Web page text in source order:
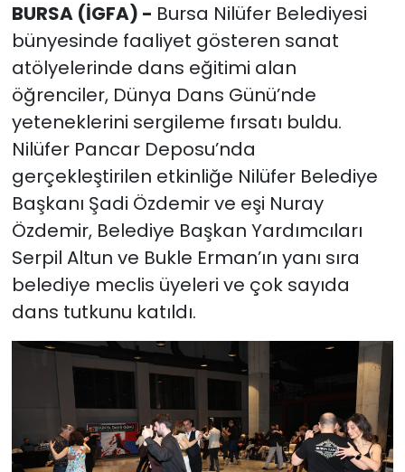
BURSA (İGFA) - Bursa Nilüfer Belediyesi
bünyesinde faaliyet gösteren sanat
atölyelerinde dans eğitimi alan
öğrenciler, Dünya Dans Günü’nde
yeteneklerini sergileme fırsatı buldu.
Nilüfer Pancar Deposu’nda
gerçekleştirilen etkinliğe Nilüfer Belediye
Başkanı Şadi Özdemir ve eşi Nuray
Özdemir, Belediye Başkan Yardımcıları
Serpil Altun ve Bukle Erman’ın yanı sıra
belediye meclis üyeleri ve çok sayıda
dans tutkunu katıldı.